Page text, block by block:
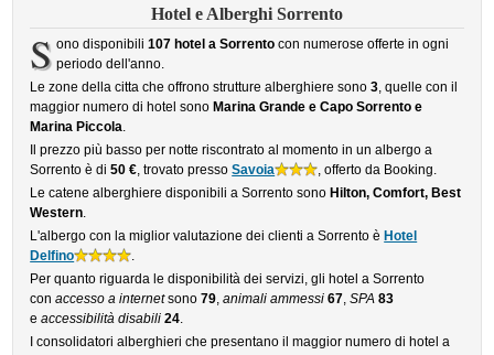
Hotel e Alberghi Sorrento
S ono disponibili 107 hotel a Sorrentocon numerose offerte in ogni
periodo dell'anno.
Le zone della citta che offrono strutture alberghiere sono3, quelle con il
maggior numero di hotel sono Marina Grande e Capo Sorrento e
Marina Piccola.
Il prezzo più basso per notte riscontrato al momento in un albergo a
Sorrento è di50 €, trovato pressoSavoia
, offerto da Booking.
Le catene alberghiere disponibili a Sorrento sono Hilton, Comfort, Best
Western.
L'albergo con la miglior valutazione dei clienti a Sorrento è Hotel
Delfino
.
Per quanto riguarda le disponibilità dei servizi, gli hotel a Sorrento
conaccesso a internetsono79,animali ammessi 67,SPA 83
eaccessibilità disabili 24.
I consolidatori alberghieri che presentano il maggior numero di hotel a